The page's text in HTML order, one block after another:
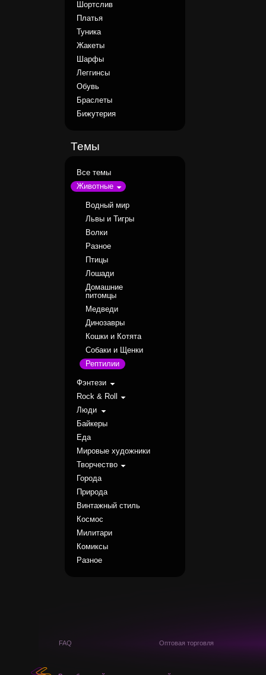
Шортслив
Платья
Туника
Жакеты
Шарфы
Леггинсы
Обувь
Браслеты
Бижутерия
Темы
Все темы
Животные
Водный мир
Львы и Тигры
Волки
Разное
Птицы
Лошади
Домашние
питомцы
Медведи
Динозавры
Кошки и Котята
Собаки и Щенки
Рептилии
Фэнтези
Rock & Roll
Люди
Байкеры
Еда
Мировые художники
Творчество
Города
Природа
Винтажный стиль
Космос
Милитари
Комиксы
Разное
FAQ Оптовая торговля